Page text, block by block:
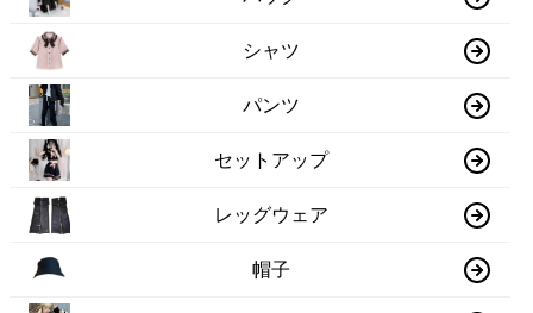
シャツ
パンツ
セットアップ
レッグウェア
帽子